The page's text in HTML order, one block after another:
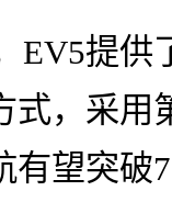
EV5提供
式，采用
有望突破